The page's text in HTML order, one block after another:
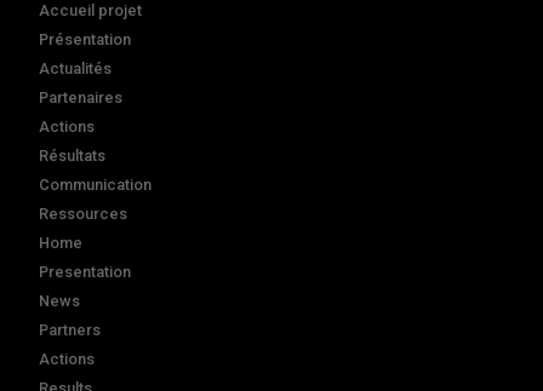
Accueil projet
Présentation
Actualités
Partenaires
Actions
Résultats
Communication
Ressources
Home
Presentation
News
Partners
Actions